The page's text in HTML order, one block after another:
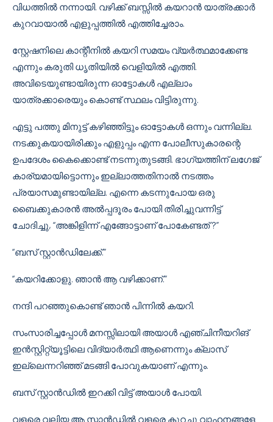
വിധത്തിൽ നന്നായി. വഴിക്ക് ബസ്സിൽ കയറാൻ യാത്രക്കാർ
കുറവായാൽ എളുപ്പത്തിൽ എത്തിച്ചേരാം.
സ്റ്റേഷനിലെ കാന്റീനിൽ കയറി സമയം വ്യർത്ഥമാക്കേണ്ട
എന്നും കരുതി ധൃതിയിൽ വെളിയിൽ എത്തി.
അവിടെയുണ്ടായിരുന്ന ഓട്ടോകൾ എല്ലാം
യാത്രക്കാരെയും കൊണ്ട് സ്ഥലം വിട്ടിരുന്നു.
എട്ടു പത്തു മിനുട്ട് കഴിഞ്ഞിട്ടും ഓട്ടോകൾ ഒന്നും വന്നില്ല.
നടക്കുകയായിരിക്കും എളുപ്പം എന്ന പോലീസുകാരന്റെ
ഉപദേശം കൈക്കൊണ്ട് നടന്നുതുടങ്ങി. ഭാഗ്യത്തിന് ലഗേജ്
കാര്യമായിട്ടൊന്നും ഇല്ലാത്തതിനാൽ നടത്തം
പ്രയാസമുണ്ടായില്ല. എന്നെ കടന്നുപോയ ഒരു
ബൈക്കുകാരൻ അൽപ്പദൂരം പോയി തിരിച്ചുവന്നിട്ട്
ചോദിച്ചു, “അങ്കിളിന്ന് എങ്ങോട്ടാണ് പോകേണ്ടത് ?”
“ബസ് സ്റ്റാൻഡിലേക്ക്.”
“കയറിക്കോളു. ഞാൻ ആ വഴിക്കാണ്.”
നന്ദി പറഞ്ഞുകൊണ്ട് ഞാൻ പിന്നിൽ കയറി.
സംസാരിച്ചപ്പോൾ മനസ്സിലായി അയാൾ എഞ്ചിനീയറിങ്
ഇൻസ്റ്റിറ്റ്യൂട്ടിലെ വിദ്യാർത്ഥി ആണെന്നും ക്ലാസ്
ഇല്ലെന്നറിഞ്ഞ് മടങ്ങി പോവുകയാണ് എന്നും.
ബസ് സ്റ്റാൻഡിൽ ഇറക്കി വിട്ട് അയാൾ പോയി.
വളരെ വലിയ ആ സ്റ്റാൻഡിൽ വളരെ കുറച്ചു വാഹനങ്ങളേ